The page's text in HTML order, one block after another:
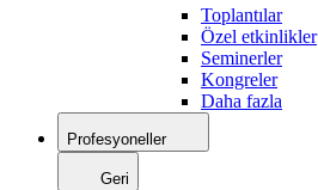
Toplantılar
Özel etkinlikler
Seminerler
Kongreler
Daha fazla
Profesyoneller
Geri